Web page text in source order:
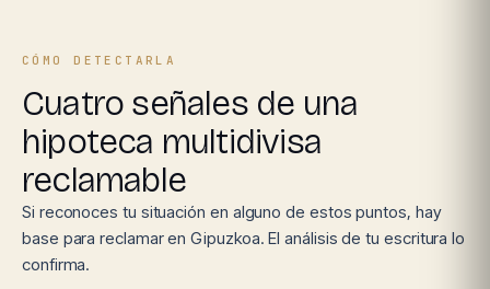
CÓMO DETECTARLA
Cuatro señales de una
hipoteca multidivisa
reclamable
Si reconoces tu situación en alguno de estos puntos, hay
base para reclamar en Gipuzkoa. El análisis de tu escritura lo
confirma.